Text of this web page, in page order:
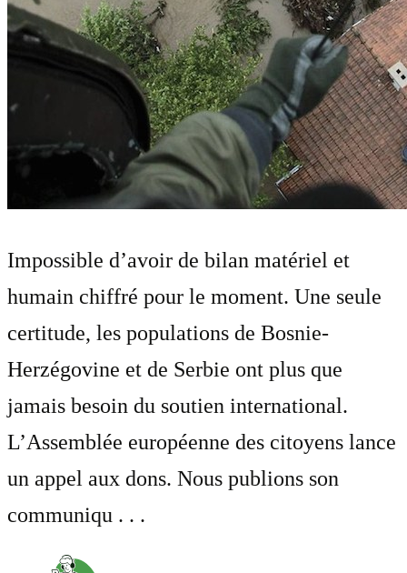
Impossible d’avoir de bilan matériel et
humain chiffré pour le moment. Une seule
certitude, les populations de Bosnie-
Herzégovine et de Serbie ont plus que
jamais besoin du soutien international.
L’Assemblée européenne des citoyens lance
un appel aux dons. Nous publions son
communiqu . . .